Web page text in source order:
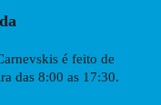
é feito de
das 8:00 as 17:30.